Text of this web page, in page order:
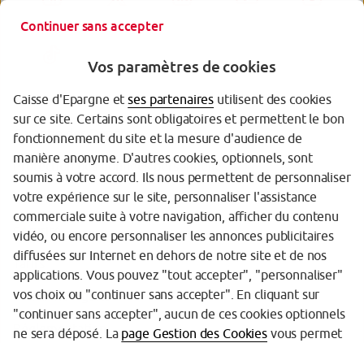
Garantie des Dépôts
Protection des données personnelles
Politique cookies
Sécurité
Tarifs
Mentions légales
Réglementation
Continuer sans accepter
Vos paramètres de cookies
Caisse d'Epargne etses partenaires utilisent des cookies
sur ce site. Certains sont obligatoires et permettent le bon
fonctionnement du site et la mesure d'audience de
manière anonyme. D'autres cookies, optionnels, sont
soumis à votre accord. Ils nous permettent de personnaliser
votre expérience sur le site, personnaliser l'assistance
commerciale suite à votre navigation, afficher du contenu
vidéo, ou encore personnaliser les annonces publicitaires
diffusées sur Internet en dehors de notre site et de nos
applications. Vous pouvez "tout accepter", "personnaliser"
vos choix ou "continuer sans accepter". En cliquant sur
"continuer sans accepter", aucun de ces cookies optionnels
ne sera déposé. La page Gestion des Cookiesvous permet